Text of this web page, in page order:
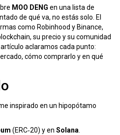
MOO DENG en una lista de
de qué va, no estás solo. El
como Robinhood y Binance,
su precio y su comunidad
aclaramos cada punto:
cómo comprarlo y en qué
inspirado en un hipopótamo
(ERC‑20) y en Solana